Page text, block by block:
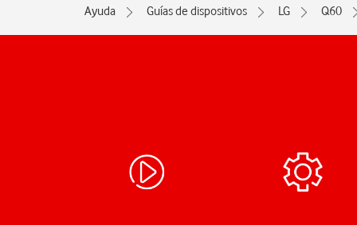
Ayuda Guías de dispositivos LG Q60